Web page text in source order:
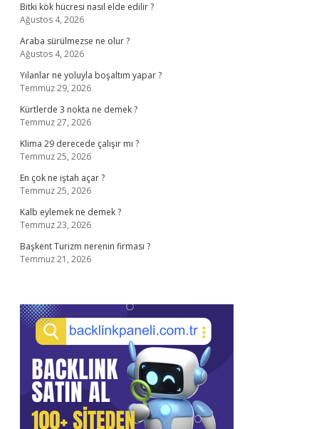
Bitki kök hücresi nasıl elde edilir ?
Ağustos 4, 2026
Araba sürülmezse ne olur ?
Ağustos 4, 2026
Yılanlar ne yoluyla boşaltım yapar ?
Temmuz 29, 2026
Kürtlerde 3 nokta ne demek ?
Temmuz 27, 2026
Klima 29 derecede çalışır mı ?
Temmuz 25, 2026
En çok ne iştah açar ?
Temmuz 25, 2026
Kalb eylemek ne demek ?
Temmuz 23, 2026
Başkent Turizm nerenin firması ?
Temmuz 21, 2026